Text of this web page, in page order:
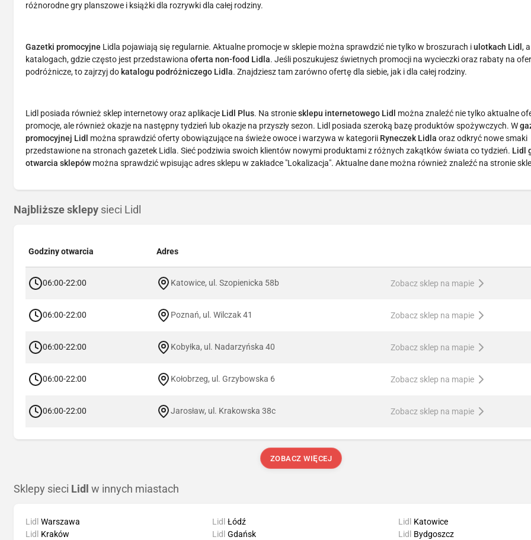
różnorodne gry planszowe i książki dla rozrywki dla całej rodziny.
Gazetki promocyjne Lidla pojawiają się regularnie. Aktualne promocje w sklepie można sprawdzić nie tylko w broszurach iulotkach Lidl ,
katalogach, gdzie często jest przedstawiona oferta non-food Lidla. Jeśli poszukujesz świetnych promocji na wycieczki oraz rabaty na
podróżnicze, to zajrzyj do katalogu podróżniczego Lidla. Znajdziesz tam zarówno ofertę dla siebie, jak i dla całej rodziny.
Lidl posiada również sklep internetowy oraz aplikacje Lidl Plus. Na stroniesklepu internetowego Lidl
można znaleźć nie tylko aktualne
promocje, ale również okazje na następny tydzień lub okazje na przyszły sezon. Lidl posiada szeroką bazę produktów spożywczych. W
promocyjnej Lidl
można sprawdzić oferty obowiązujące na świeże owoce i warzywa w kategorii Ryneczek Lidla oraz odkryć nowe smaki
przedstawione na stronach gazetek Lidla. Sieć podziwia swoich klientów nowymi produktami z różnych zakątków świata co tydzień. Lidl
otwarcia sklepów można sprawdzić wpisując adres sklepu w zakładce "Lokalizacja". Aktualne dane można również znaleźć na stronie
Najbliższe sklepy sieci Lidl
Godziny otwarcia Adres
06:00-22:00 Katowice, ul. Szopienicka 58b Zobacz sklep na mapie
06:00-22:00 Poznań, ul. Wilczak 41 Zobacz sklep na mapie
06:00-22:00 Kobyłka, ul. Nadarzyńska 40 Zobacz sklep na mapie
06:00-22:00 Kołobrzeg, ul. Grzybowska 6 Zobacz sklep na mapie
06:00-22:00 Jarosław, ul. Krakowska 38c Zobacz sklep na mapie
ZOBACZ WIĘCEJ
Sklepy sieci Lidl w innych miastach
Lidl Warszawa
Lidl
Kraków
Lidl Łódź
Lidl Gdańsk
Lidl
Katowice
Lidl
Bydgoszcz